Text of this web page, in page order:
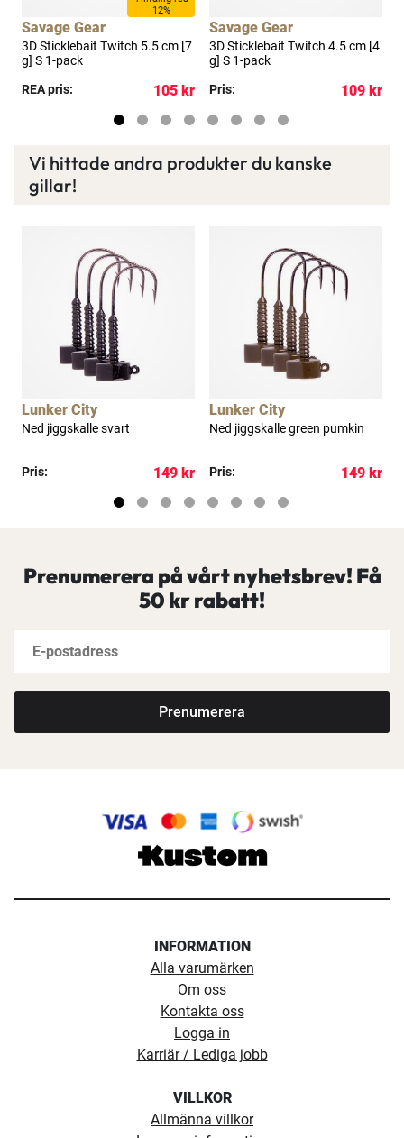
12%
Savage Gear
3D Sticklebait Twitch 5.5 cm [7
g] S 1-pack
REA pris:
105 kr
Savage Gear
3D Sticklebait Twitch 4.5 cm [4
g] S 1-pack
Pris:
109 kr
Vi hittade andra produkter du kanske
gillar!
Lunker City
Ned jiggskalle svart
Pris: 149 kr
Lunker City
Ned jiggskalle green pumkin
Pris: 149 kr
Prenumerera på vårt nyhetsbrev! Få
50 kr rabatt!
Prenumerera
INFORMATION
Alla varumärken
Om oss
Kontakta oss
Logga in
Karriär / Lediga jobb
VILLKOR
Allmänna villkor